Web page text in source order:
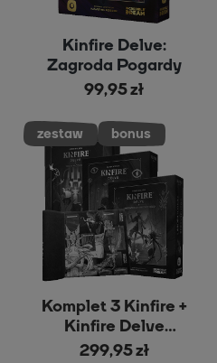
Kinfire Delve:
Zagroda Pogardy
99,95 zł
Komplet 3 Kinfire +
Kinfire Delve
Playmat
299,95 zł